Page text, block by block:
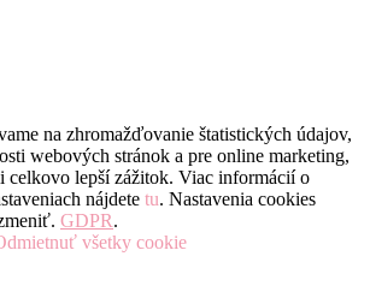
na zhromažďovanie štatistických údajov,
webových stránok a pre online marketing,
celkovo lepší zážitok. Viac informácií o
nájdete tu. Nastavenia cookies
GDPR.
všetky cookie